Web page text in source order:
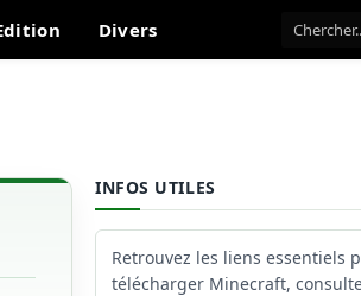
Divers
INFOS UTILES
Retrouvez les liens essentiels
télécharger Minecraft,